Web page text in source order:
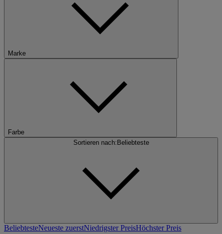
Marke
Farbe
Sortieren nach: Beliebteste
BeliebtesteNeueste zuerstNiedrigster PreisHöchster Preis